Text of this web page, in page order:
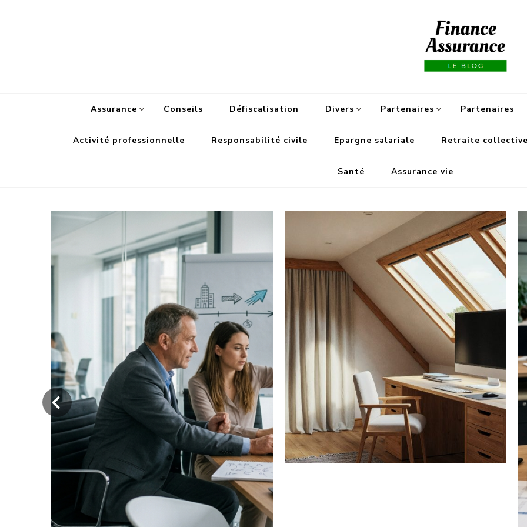
Assurance Conseils Défiscalisation Divers Partenaires Partenaires
Activité professionnelle Responsabilité civile Epargne salariale Retraite
Santé Assurance vie
Privatiser un palier ou un
comble : ce que dit votre
règlement de copropriété
‹